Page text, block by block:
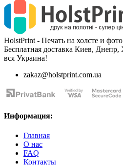
HolstPrint - Печать на холсте и
Бесплатная доставка Киев, Днепр,
вся Украина!
zakaz@holstprint.com.ua
Информация:
Главная
О нас
FAQ
Контакты